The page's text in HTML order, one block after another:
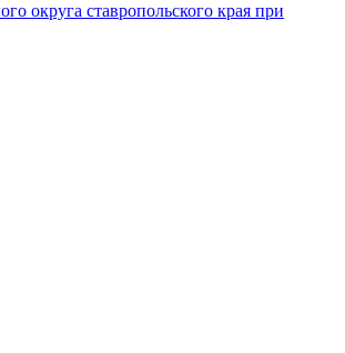
округа ставропольского края при